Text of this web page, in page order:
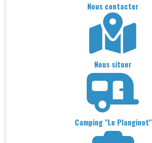
Nous contacter
Nous situer
Camping "Le Planginot"